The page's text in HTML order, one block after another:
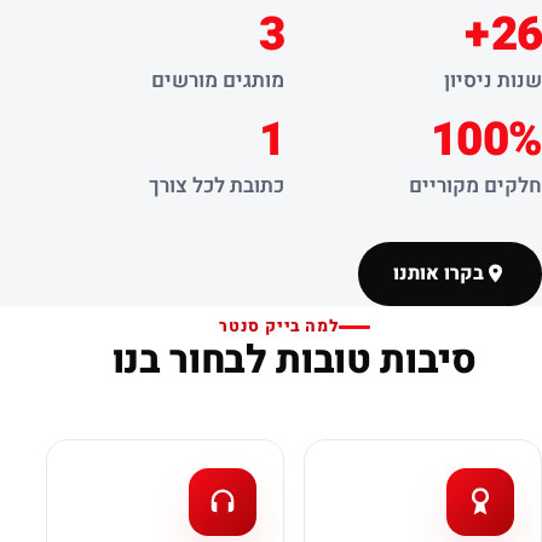
26+
שנות ניסיון
3
מותגים מורשים
100%
חלקים מקוריים
1
כתובת לכל צורך
בקרו אותנו
למה בייק סנטר
סיבות טובות לבחור בנו